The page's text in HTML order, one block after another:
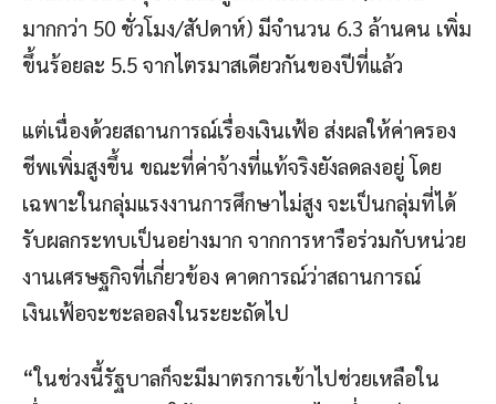
มากกว่า 50 ชั่วโมง/สัปดาห์) มีจำนวน 6.3 ล้านคน เพิ่ม
ขึ้นร้อยละ 5.5 จากไตรมาสเดียวกันของปีที่แล้ว
แต่เนื่องด้วยสถานการณ์เรื่องเงินเฟ้อ ส่งผลให้ค่าครอง
ชีพเพิ่มสูงขึ้น ขณะที่ค่าจ้างที่แท้จริงยังลดลงอยู่ โดย
เฉพาะในกลุ่มแรงงานการศึกษาไม่สูง จะเป็นกลุ่มที่ได้
รับผลกระทบเป็นอย่างมาก จากการหารือร่วมกับหน่วย
งานเศรษฐกิจที่เกี่ยวข้อง คาดการณ์ว่าสถานการณ์
เงินเฟ้อจะชะลอลงในระยะถัดไป
“ในช่วงนี้รัฐบาลก็จะมีมาตรการเข้าไปช่วยเหลือใน